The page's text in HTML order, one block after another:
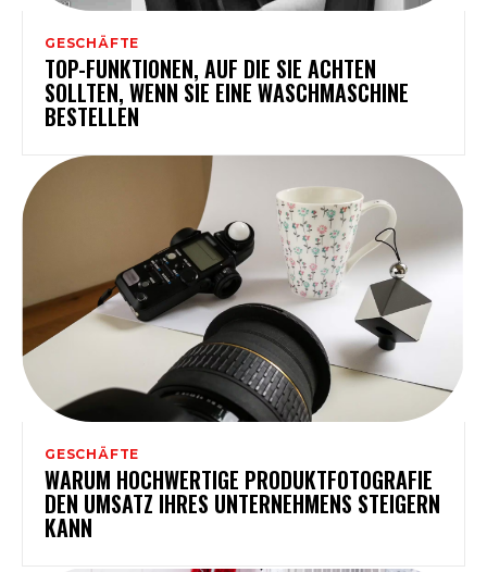
GESCHÄFTE
TOP-FUNKTIONEN, AUF DIE SIE ACHTEN
SOLLTEN, WENN SIE EINE WASCHMASCHINE
BESTELLEN
GESCHÄFTE
WARUM HOCHWERTIGE PRODUKTFOTOGRAFIE
DEN UMSATZ IHRES UNTERNEHMENS STEIGERN
KANN